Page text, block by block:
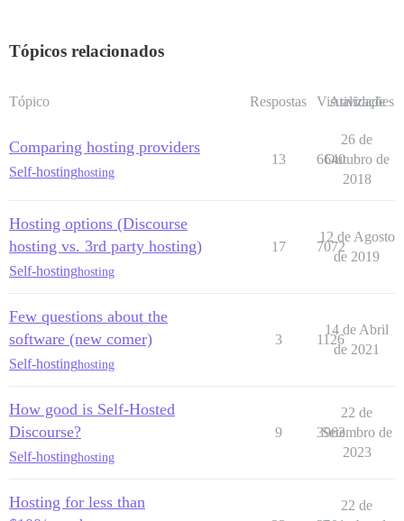
Tópicos relacionados
Tópico Respostas Visualizações
Atividade
Comparing hosting providers
Self-hostinghosting
13 6640
26 de
Outubro de
2018
Hosting options (Discourse
hosting vs. 3rd party hosting)
Self-hostinghosting
17 7072
12 de Agosto
de 2019
Few questions about the
software (new comer)
Self-hostinghosting
3 1126
14 de Abril
de 2021
How good is Self-Hosted
Discourse?
Self-hostinghosting
9 3963
22 de
Setembro de
2023
Hosting for less than
22 de